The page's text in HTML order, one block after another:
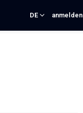
DE anmelden